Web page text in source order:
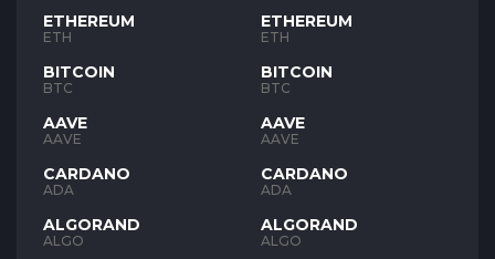
ETHEREUM
ETH
BITCOIN
BTC
AAVE
AAVE
CARDANO
ADA
ALGORAND
ALGO
ETHEREUM
ETH
BITCOIN
BTC
AAVE
AAVE
CARDANO
ADA
ALGORAND
ALGO